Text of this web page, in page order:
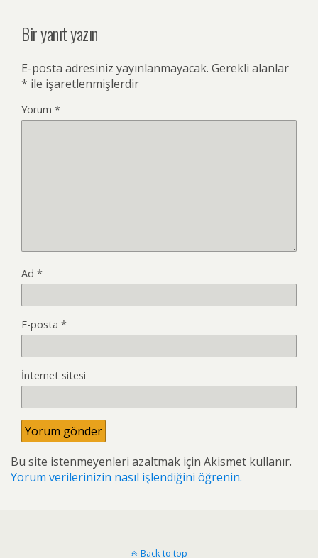
Bir yanıt yazın
E-posta adresiniz yayınlanmayacak. Gerekli alanlar
* ile işaretlenmişlerdir
Yorum *
Ad *
E-posta *
İnternet sitesi
Bu site istenmeyenleri azaltmak için Akismet kullanır.
Yorum verilerinizin nasıl işlendiğini öğrenin.
Back to top